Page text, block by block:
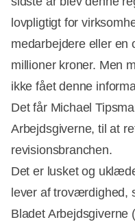
lovpligtigt for
medarbejdere eller
millioner kroner. Men
ikke fået denne
Det får Michael
Arbejdsgiverne, til at
revisionsbranchen.
Det er lusket og
lever af troværdighed,
Bladet Arbejdsgiverne